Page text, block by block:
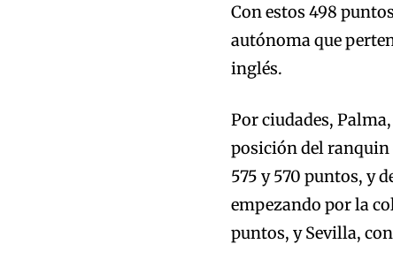
Con estos 498
autónoma que
inglés.
Por ciudades,
posición del ranquin
575 y 570 puntos, y
empezando por la
puntos, y Sevilla,